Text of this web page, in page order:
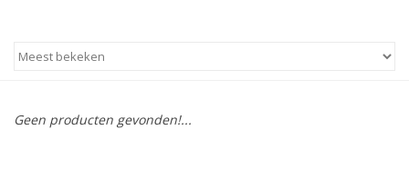
Geen producten gevonden!...